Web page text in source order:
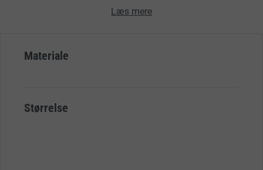
overholdelse af internationale sikkerhedsstandarder som
Læs mere
Materiale
Størrelse